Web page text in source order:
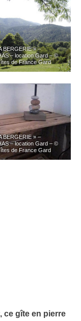
BERGERIE » –
– location Gard – ©
de France Gard
BERGERIE » –
– location Gard – ©
de France Gard
ce gîte en pierre